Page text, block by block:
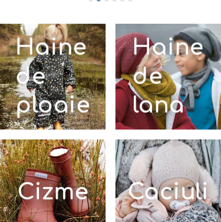
Haine
de
ploaie
Haine
de
lana
Cizme Caciuli